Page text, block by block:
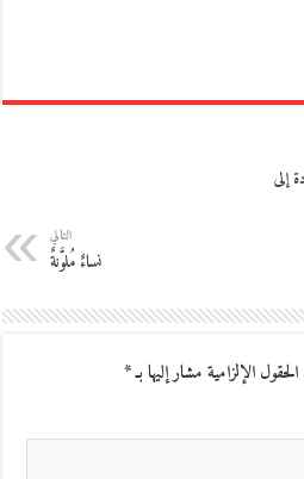
إلى
التالي
نساءٌ مُلوَّنةٌ
الحقول الإلزامية مشار إليها بـ*